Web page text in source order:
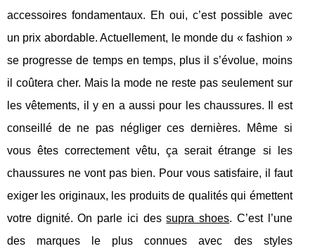
accessoires fondamentaux. Eh oui, c’est possible avec
un prix abordable. Actuellement, le monde du « fashion »
se progresse de temps en temps, plus il s’évolue, moins
il coûtera cher. Mais la mode ne reste pas seulement sur
les vêtements, il y en a aussi pour les chaussures. Il est
conseillé de ne pas négliger ces dernières. Même si
vous êtes correctement vêtu, ça serait étrange si les
chaussures ne vont pas bien. Pour vous satisfaire, il faut
exiger les originaux, les produits de qualités qui émettent
votre dignité. On parle ici dessupra shoes. C’est l’une
des marques le plus connues avec des styles